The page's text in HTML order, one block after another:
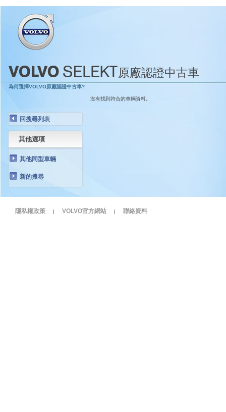
原廠認證中古車
為何選擇VOLVO原廠認證中古車?
回搜尋列表
其他選項
其他同型車輛
新的搜尋
沒有找到符合的車輛資料。
隱私權政策 | VOLVO官方網站 | 聯絡資料